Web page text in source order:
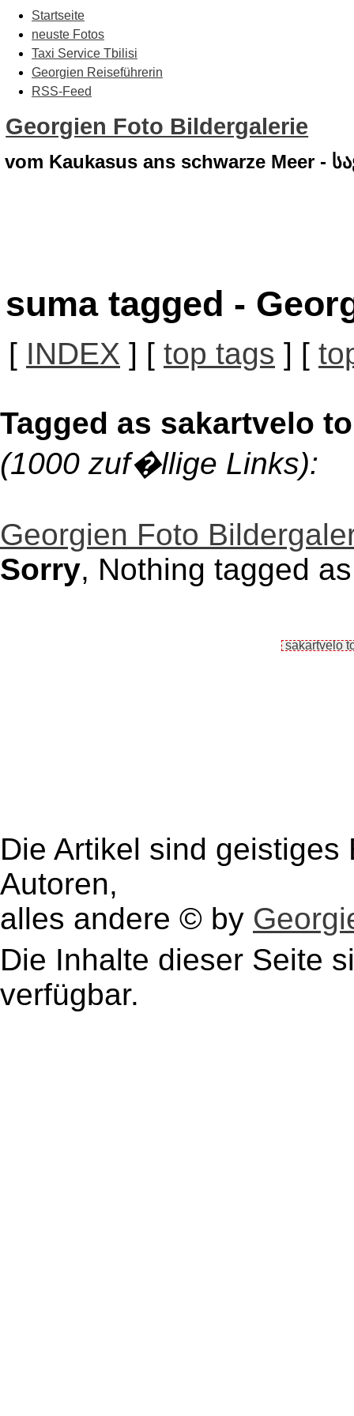
Startseite
neuste Fotos
Taxi Service Tbilisi
Georgien Reiseführerin
RSS-Feed
Georgien Foto Bildergalerie
vom Kaukasus ans schwarze Meer -
suma tagged -
[ INDEX ] [ top tags ] [
Tagged as sakartvelo
(1000 zuf�llige Links):
Georgien Foto
Sorry, Nothing tagged
Die Artikel sind
Autoren,
alles andere © by
Die Inhalte dieser Seite
verfügbar.